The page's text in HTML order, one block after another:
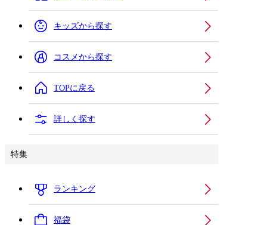
キッズから探す
コスメから探す
TOPに戻る
詳しく探す
特集
ランキング
福袋